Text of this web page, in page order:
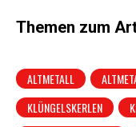
Themen zum
ALTMETALL
KLÜNGELSKERLEN